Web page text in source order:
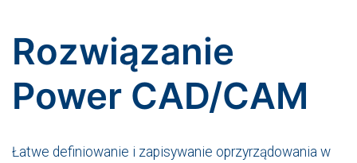
Rozwiązanie
Power CAD/CAM
Łatwe definiowanie i zapisywanie oprzyrządowania w